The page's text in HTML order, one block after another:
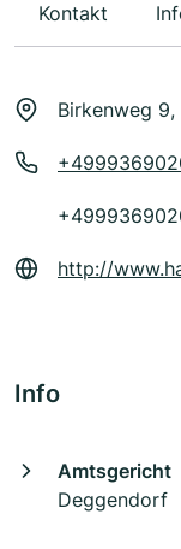
Kontakt
Birkenweg
http://
Info
Amtsgericht
Deggendorf